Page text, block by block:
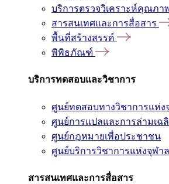
บริการตรวจวิเคราะห์คุณภา
สารสนเทศและการสื่อสาร
พื้นที่สร้างสรรค์
พิพิธภัณฑ์
บริการทดสอบและวิชาการ
ศูนย์ทดสอบทางวิชาการแห่ง
ศูนย์การแปลและการล่ามเฉ
ศูนย์กฎหมายเพื่อประชาชน
ศูนย์บริการวิชาการแห่งจุฬา
สารสนเทศและการสื่อสาร